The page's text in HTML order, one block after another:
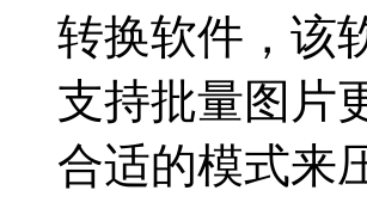
转换软件，该
支持批量图片
合适的模式来